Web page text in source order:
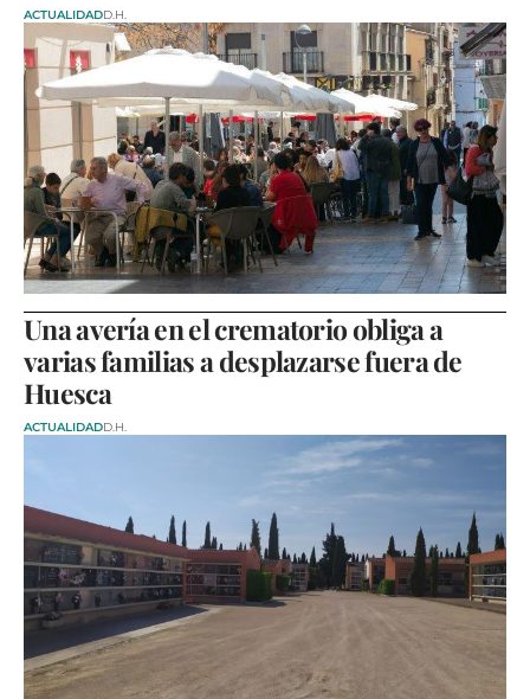
ACTUALIDADD.H.
Una avería en el crematorio obliga a
varias familias a desplazarse fuera de
Huesca
ACTUALIDADD.H.